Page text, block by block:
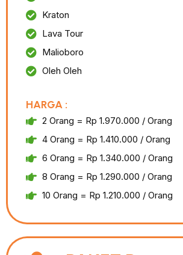
Kraton
Lava Tour
Malioboro
Oleh Oleh
HARGA :
2 Orang = Rp 1.970.000 / Orang
4 Orang = Rp 1.410.000 / Orang
6 Orang = Rp 1.340.000 / Orang
8 Orang = Rp 1.290.000 / Orang
10 Orang = Rp 1.210.000 / Orang